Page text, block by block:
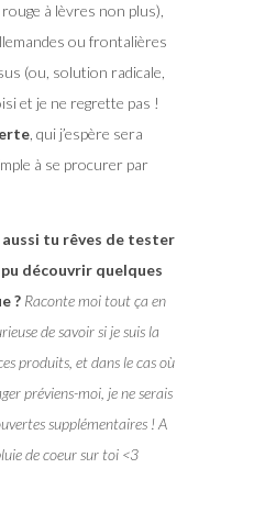
à lèvres non plus),
ou frontalières
(ou, solution radicale,
et je ne regrette pas !
, qui j’espère sera
à se procurer par
tu rêves de tester
découvrir quelques
? Raconte moi tout ça en
de savoir si je suis la
produits, et dans le cas où
préviens-moi, je ne serais
supplémentaires ! A
de coeur sur toi <3